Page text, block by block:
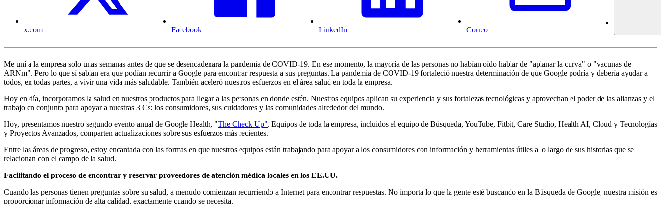
x.com Facebook LinkedIn Correo
Me uní a la empresa solo unas semanas antes de que se desencadenara la pandemia de COVID-19. En ese momento, la mayoría de las personas no habían oído hablar de "aplanar la curva" o "vacunas de
ARNm". Pero lo que sí sabían era que podían recurrir a Google para encontrar respuesta a sus preguntas. La pandemia de COVID-19 fortaleció nuestra determinación de que Google podría y debería ayudar a
todos, en todas partes, a vivir una vida más saludable. También aceleró nuestros esfuerzos en el área salud en toda la empresa.
Hoy en día, incorporamos la salud en nuestros productos para llegar a las personas en donde estén. Nuestros equipos aplican su experiencia y sus fortalezas tecnológicas y aprovechan el poder de las alianzas y el
trabajo en conjunto para apoyar a nuestras 3 Cs: los consumidores, sus cuidadores y las comunidades alrededor del mundo.
Hoy, presentamos nuestro segundo evento anual de Google Health, "The Check Up". Equipos de toda la empresa, incluidos el equipo de Búsqueda, YouTube, Fitbit, Care Studio, Health AI, Cloud y Tecnologías
y Proyectos Avanzados, comparten actualizaciones sobre sus esfuerzos más recientes.
Entre las áreas de progreso, estoy encantada con las formas en que nuestros equipos están trabajando para apoyar a los consumidores con información y herramientas útiles a lo largo de sus historias que se
relacionan con el campo de la salud.
Facilitando el proceso de encontrar y reservar proveedores de atención médica locales en los EE.UU.
Cuando las personas tienen preguntas sobre su salud, a menudo comienzan recurriendo a Internet para encontrar respuestas. No importa lo que la gente esté buscando en la Búsqueda de Google, nuestra misión es
proporcionar información de alta calidad, exactamente cuando se necesita.